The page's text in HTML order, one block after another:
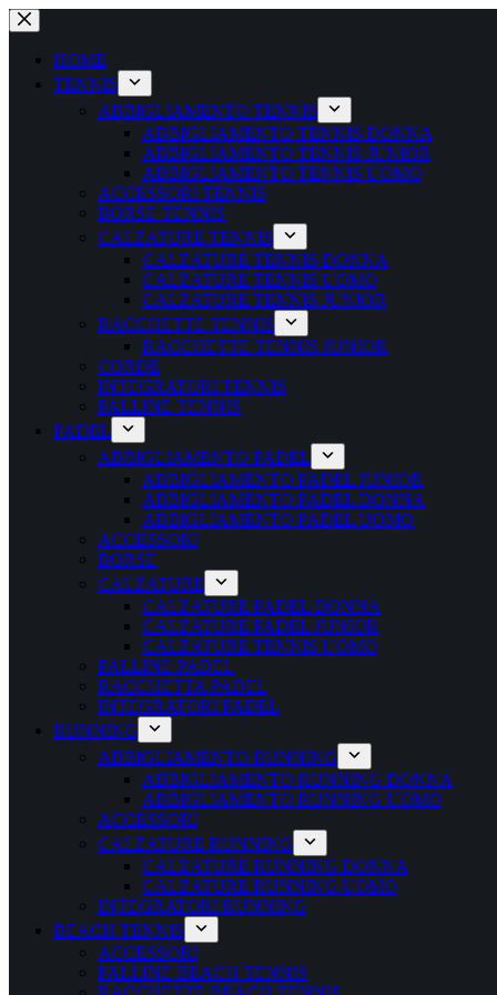
Salta
al
contenutoHOME
TENNIS
ABBIGLIAMENTO TENNIS
ABBIGLIAMENTO TENNIS DONNA
ABBIGLIAMENTO TENNIS JUNIOR
ABBIGLIAMENTO TENNIS UOMO
ACCESSORI TENNIS
BORSE TENNIS
CALZATURE TENNIS
CALZATURE TENNIS DONNA
CALZATURE TENNIS UOMO
CALZATURE TENNIS JUNIOR
RACCHETTE TENNIS
RACCHETTE TENNIS JUNIOR
CORDE
INTEGRATORI TENNIS
PALLINE TENNIS
PADEL
ABBIGLIAMENTO PADEL
ABBIGLIAMENTO PADEL JUNIOR
ABBIGLIAMENTO PADEL DONNA
ABBIGLIAMENTO PADEL UOMO
ACCESSORI
BORSE
CALZATURE
CALZATURE PADEL DONNA
CALZATURE PADEL JUNIOR
CALZATURE TENNIS UOMO
PALLINE PADEL
RACCHETTA PADEL
INTEGRATORI PADEL
RUNNING
ABBIGLIAMENTO RUNNING
ABBIGLIAMENTO RUNNING DONNA
ABBIGLIAMENTO RUNNING UOMO
ACCESSORI
CALZATURE RUNNING
CALZATURE RUNNING DONNA
CALZATURE RUNNING UOMO
INTEGRATORI RUNNING
BEACH TENNIS
ACCESSORI
PALLINE BEACH TENNIS